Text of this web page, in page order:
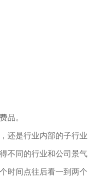
品。
还是行业内部的子行业
不同的行业和公司景气
时间点往后看一到两个